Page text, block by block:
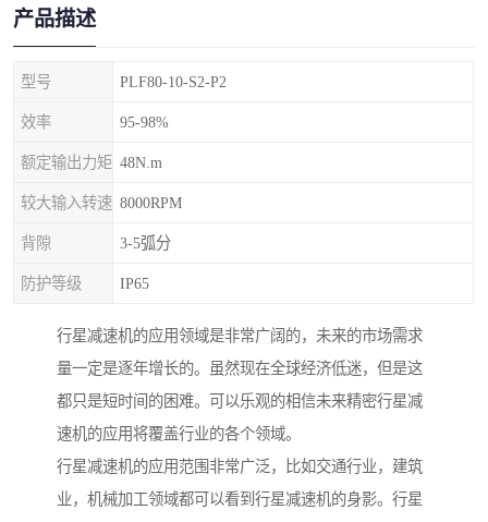
产品描述
型号 PLF80-10-S2-P2
效率 95-98%
额定输出力矩 48N.m
较大输入转速 8000RPM
背隙 3-5弧分
防护等级 IP65
行星减速机的应用领域是非常广阔的，未来的市场需求
量一定是逐年增长的。虽然现在全球经济低迷，但是这
都只是短时间的困难。可以乐观的相信未来精密行星减
速机的应用将覆盖行业的各个领域。
行星减速机的应用范围非常广泛，比如交通行业，建筑
业，机械加工领域都可以看到行星减速机的身影。行星